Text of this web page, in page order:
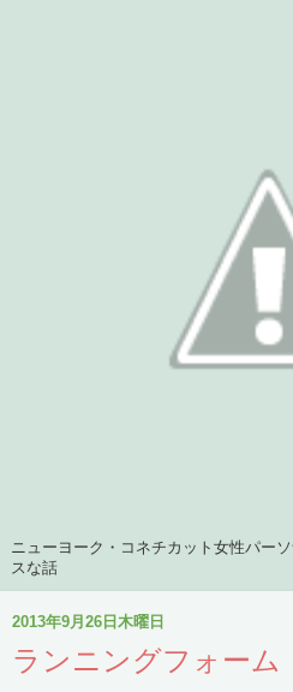
ニューヨーク・コネチカット女性パー
スな話
2013年9月26日木曜日
ランニングフォーム